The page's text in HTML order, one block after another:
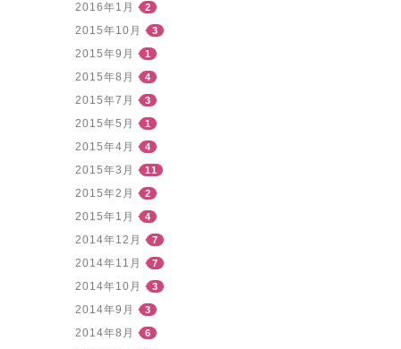
2016年1月 2
2015年10月 3
2015年9月 1
2015年8月 4
2015年7月 3
2015年5月 1
2015年4月 4
2015年3月 11
2015年2月 2
2015年1月 4
2014年12月 7
2014年11月 7
2014年10月 3
2014年9月 3
2014年8月 6